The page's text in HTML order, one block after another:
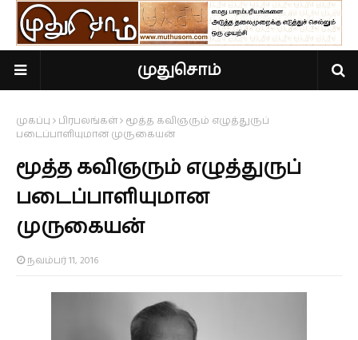
முதுசொம்
முகப்பு பிரபலங்கள்
மூத்த கவிஞரும் எழுத்துருப்
படைப்பாளியுமான முருகையன்
மூத்த கவிஞரும் எழுத்துருப்
படைப்பாளியுமான
முருகையன்
நவம்பர் 11, 2016